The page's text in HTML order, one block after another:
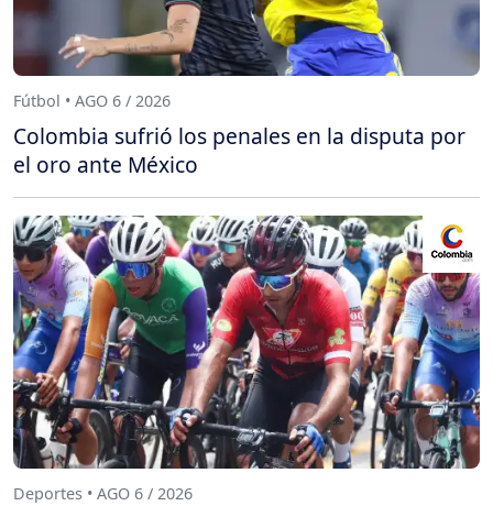
Fútbol • AGO 6 / 2026
Colombia sufrió los penales en la disputa por
el oro ante México
Deportes • AGO 6 / 2026